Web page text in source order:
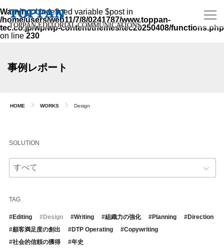
Warning: Undefined variable $post in
/home/users/web11/7/8/0241787/www.toppan-
tec.co.jp/wp/wp-content/themes/tec20250408/functions.php
on line 230
tec.co.jp/wp/wp-content/themes/tec20250408/functions.php
TOPPAN EDITORIAL COMMUNICATIONS
事例レポート
HOME WORKS Design
SOLUTION
TAG
Editing Design Writing 組織力の強化 Planning
Direction
顧客満足度の創出
DTP Operating
Copywriting
社会的信頼の獲得
年史